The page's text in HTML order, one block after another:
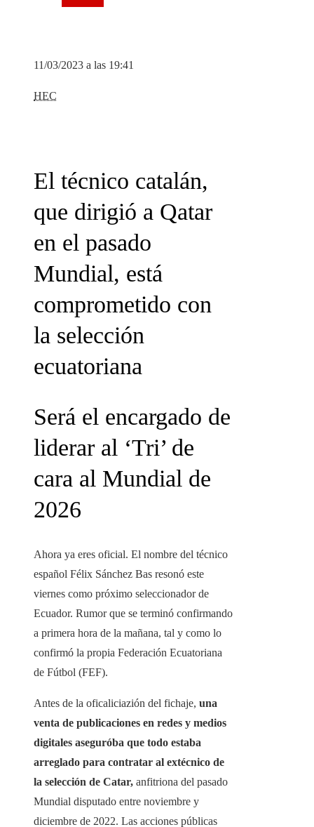
11/03/2023 a las 19:41
HEC
El técnico catalán,
que dirigió a Qatar
en el pasado
Mundial, está
comprometido con
la selección
ecuatoriana
Será el encargado de
liderar al ‘Tri’ de
cara al Mundial de
2026
Ahora ya eres oficial. El nombre del técnico
español Félix Sánchez Bas resonó este
viernes como próximo seleccionador de
Ecuador. Rumor que se terminó confirmando
a primera hora de la mañana, tal y como lo
confirmó la propia Federación Ecuatoriana
de Fútbol (FEF).
Antes de la oficaliciazión del fichaje, una
venta de publicaciones en redes y medios
digitales aseguróba que todo estaba
arreglado para contratar al extécnico de
la selección de Catar, anfitriona del pasado
Mundial disputado entre noviembre y
diciembre de 2022. Las acciones públicas